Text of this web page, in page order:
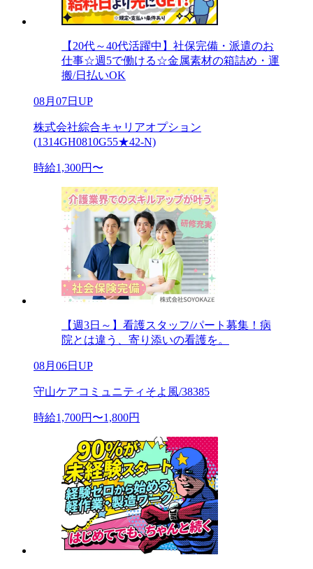
【20代～40代活躍中】社保完備・派遣のお
仕事☆週5で働ける☆金属素材の箱詰め・運
搬/日払いOK
08月07日UP
株式会社綜合キャリアオプション
(1314GH0810G55★42-N)
時給1,300円〜
【週3日～】看護スタッフ/パート募集！病
院とは違う、寄り添いの看護を。
08月06日UP
守山ケアコミュニティそよ風/38385
時給1,700円〜1,800円